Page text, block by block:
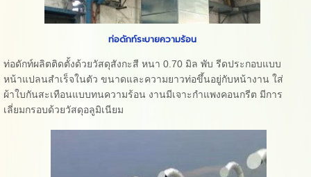
ท่อดักท์ระบายความร้อน
ท่อดักท์ผลิตติดตั้งด้วยวัสดุสังกะสี หนา 0.70 มิล พับ รีดประกอบแบบ
หน้าแปลนสำเร็จในตัว ขนาดและความยาวท่อขึ้นอยู่กับหน้างาน ใส่
ผ้าใบกันสะเทือนแบบทนความร้อน งานมีเจาะกำแพงคอนกรีต มีการ
เลี่ยมกรอบด้วยวัสดุอลูมิเนียม